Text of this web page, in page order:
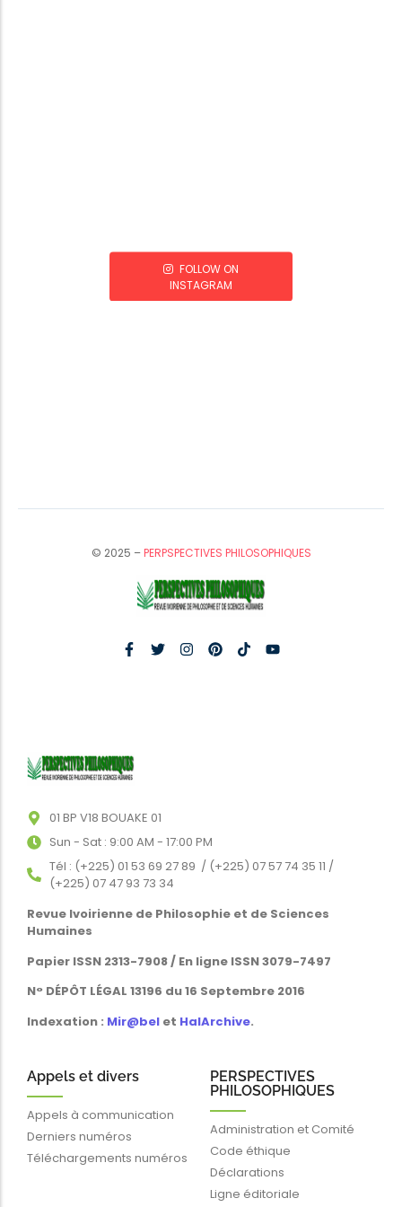
FOLLOW ON
INSTAGRAM
© 2025 –PERPSPECTIVES PHILOSOPHIQUES
01 BP V18 BOUAKE 01
Sun - Sat : 9:00 AM - 17:00 PM
Tél : (+225) 01 53 69 27 89 / (+225) 07 57 74 35 11 /
(+225) 07 47 93 73 34
Revue Ivoirienne de Philosophie et de Sciences
Humaines
Papier ISSN 2313-7908 / En ligne ISSN 3079-7497
N° DÉPÔT LÉGAL 13196 du 16 Septembre 2016
Indexation : Mir@bel et HalArchive.
Appels et divers
Appels à communication
Derniers numéros
Téléchargements numéros
PERSPECTIVES
PHILOSOPHIQUES
Administration et Comité
Code éthique
Déclarations
Ligne éditoriale